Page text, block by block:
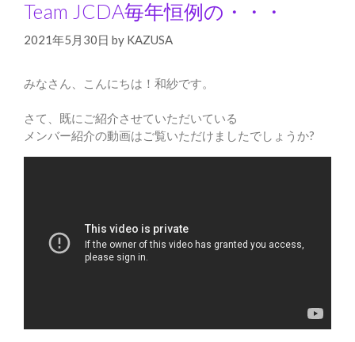
Team JCDA毎年恒例の・・・
2021年5月30日 by KAZUSA
みなさん、こんにちは！和紗です。
さて、既にご紹介させていただいている
メンバー紹介の動画はご覧いただけましたでしょうか?